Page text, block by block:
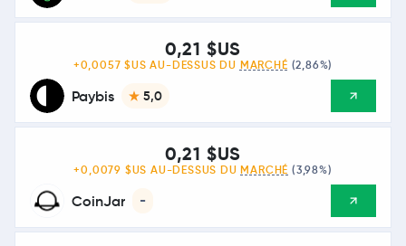
Paybis 5,0
0,21 $US
+0,0057 $US AU-DESSUS DU MARCHÉ (2,86%)
CoinJar -
0,21 $US
+0,0079 $US AU-DESSUS DU MARCHÉ (3,98%)